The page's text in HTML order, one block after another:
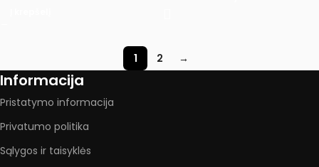
1 2 →
Informacija
Pristatymo informacija
Privatumo politika
Sąlygos ir taisyklės